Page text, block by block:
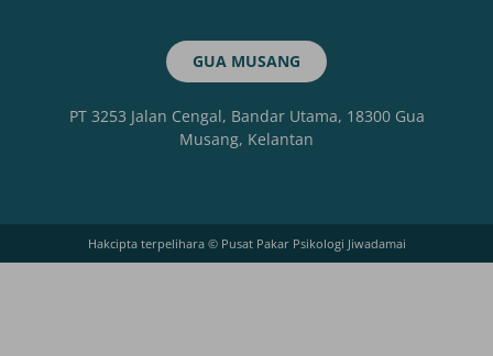
GUA MUSANG
PT 3253 Jalan Cengal, Bandar Utama, 18300 Gua
Musang, Kelantan
Hakcipta terpelihara © Pusat Pakar Psikologi Jiwadamai